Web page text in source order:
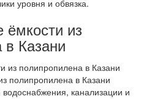
уровня и обвязка.
ёмкости из
в Казани
полипропилена в Казани
канализации и